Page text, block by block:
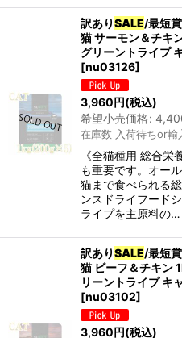
訳ありSALE/最短
猫 サーモン＆チキ
グリーントライプ
[nu03126]
3,960円(税込)
希望小売価格:
在庫数 入荷待ちor輸
《全猫種用 総合栄
も重要です。オー
猫まで食べられる
ンスドライフード
ライプを主原料の…
訳ありSALE/最短
猫 ビーフ＆チキ
リーントライプ キ
[nu03102]
3,960円(税込)